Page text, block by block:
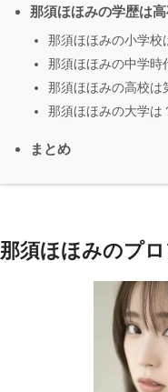
那須ほほみの学歴は高
那須ほほみの小学校
那須ほほみの中学時
那須ほほみの高校は
那須ほほみの大学は
まとめ
那須ほほみのプ